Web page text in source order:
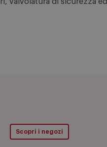
valvolatura di sicurezza